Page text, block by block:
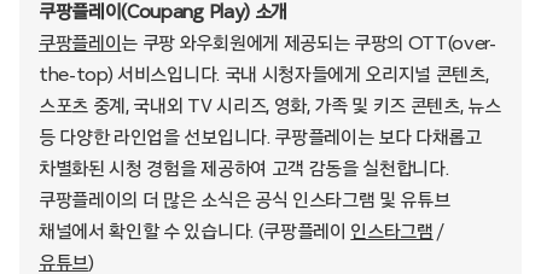
쿠팡플레이(Coupang Play) 소개
쿠팡플레이 는 쿠팡 와우회원에게 제공되는 쿠팡의 OTT(over-
the-top) 서비스입니다. 국내 시청자들에게 오리지널 콘텐츠,
스포츠 중계, 국내외 TV 시리즈, 영화, 가족 및 키즈 콘텐츠, 뉴스
등 다양한 라인업을 선보입니다. 쿠팡플레이는 보다 다채롭고
차별화된 시청 경험을 제공하여 고객 감동을 실천합니다.
쿠팡플레이의 더 많은 소식은 공식 인스타그램 및 유튜브
채널에서 확인할 수 있습니다. (쿠팡플레이 인스타그램 /
유튜브)